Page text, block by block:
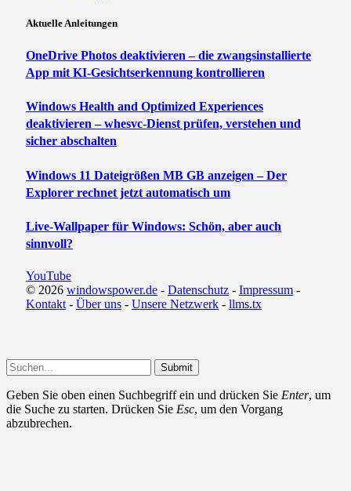
Aktuelle Anleitungen
OneDrive Photos deaktivieren – die zwangsinstallierte
App mit KI-Gesichtserkennung kontrollieren
Windows Health and Optimized Experiences
deaktivieren – whesvc-Dienst prüfen, verstehen und
sicher abschalten
Windows 11 Dateigrößen MB GB anzeigen – Der
Explorer rechnet jetzt automatisch um
Live-Wallpaper für Windows: Schön, aber auch
sinnvoll?
YouTube
© 2026 windowspower.de - Datenschutz - Impressum -
Kontakt - Über uns - Unsere Netzwerk - llms.tx
Submit
Geben Sie oben einen Suchbegriff ein und drücken Sie Enter, um
die Suche zu starten. Drücken Sie Esc, um den Vorgang
abzubrechen.